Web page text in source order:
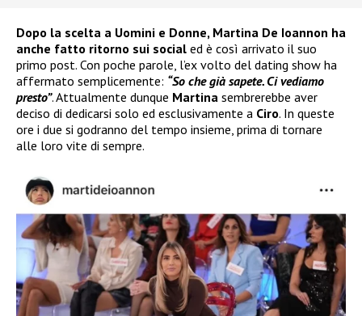
Dopo la scelta a Uomini e Donne, Martina De Ioannon ha
anche fatto ritorno sui social ed è così arrivato il suo
primo post. Con poche parole, l’ex volto del dating show ha
affermato semplicemente: “So che già sapete. Ci vediamo
presto”. Attualmente dunque Martina sembrerebbe aver
deciso di dedicarsi solo ed esclusivamente a Ciro. In queste
ore i due si godranno del tempo insieme, prima di tornare
alle loro vite di sempre.